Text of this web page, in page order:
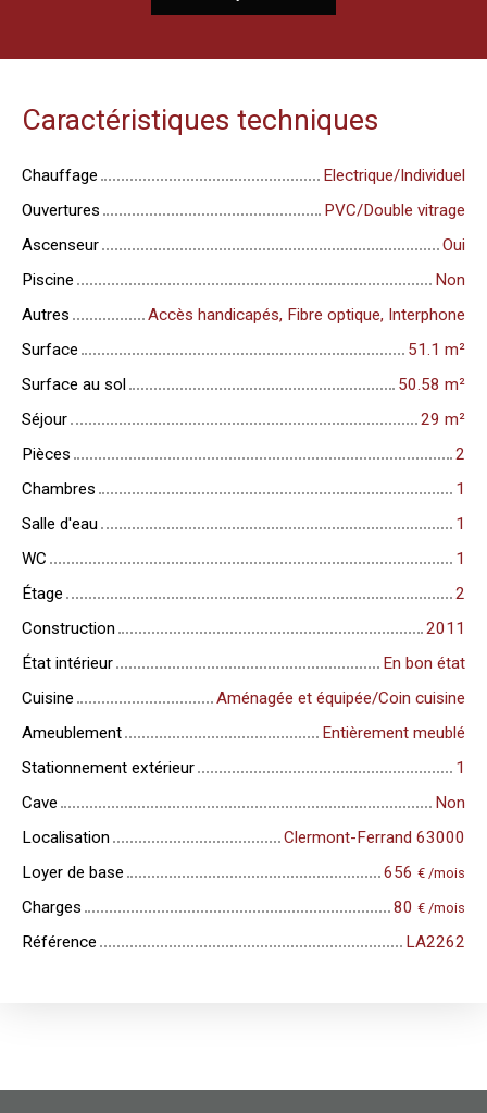
Caractéristiques techniques
Chauffage
Electrique/Individuel
Ouvertures
PVC/Double vitrage
Ascenseur
Oui
Piscine
Non
Autres
Accès handicapés, Fibre optique, Interphone
Surface
51.1 m²
Surface au sol
50.58 m²
Séjour
29 m²
Pièces
2
Chambres
1
Salle d'eau
1
WC
1
Étage
2
Construction
2011
État intérieur
En bon état
Cuisine
Aménagée et équipée/Coin cuisine
Ameublement
Entièrement meublé
Stationnement extérieur
1
Cave
Non
Localisation
Clermont-Ferrand 63000
Loyer de base
656 € /mois
Charges 80 € /mois
Référence LA2262